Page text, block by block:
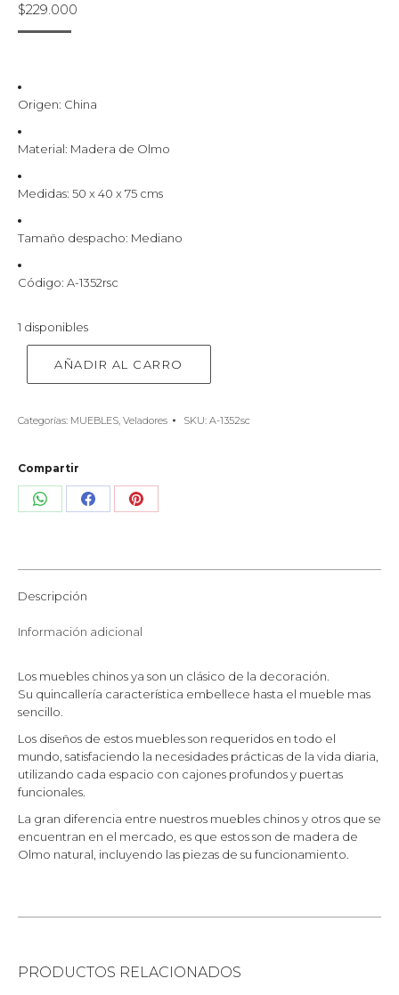
$229.000
Origen: China
Material: Madera de Olmo
Medidas: 50 x 40 x 75 cms
Tamaño despacho: Mediano
Código: A-1352rsc
1 disponibles
AÑADIR AL CARRO
Categorías: MUEBLES, Veladores SKU: A-1352sc
Compartir
Share Share Share
Descripción
Información adicional
Los muebles chinos ya son un clásico de la decoración.
Su quincallería característica embellece hasta el mueble mas
sencillo.
Los diseños de estos muebles son requeridos en todo el
mundo, satisfaciendo la necesidades prácticas de la vida diaria,
utilizando cada espacio con cajones profundos y puertas
funcionales.
La gran diferencia entre nuestros muebles chinos y otros que se
encuentran en el mercado, es que estos son de madera de
Olmo natural, incluyendo las piezas de su funcionamiento.
PRODUCTOS RELACIONADOS